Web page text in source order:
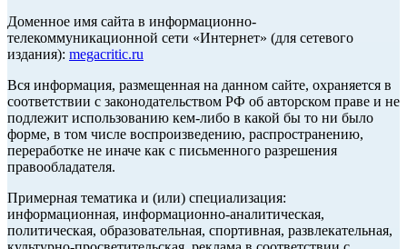
Доменное имя сайта в информационно-
телекоммуникационной сети «Интернет» (для сетевого
издания): megacritic.ru
Вся информация, размещенная на данном сайте, охраняется в
соответствии с законодательством РФ об авторском праве и не
подлежит использованию кем-либо в какой бы то ни было
форме, в том числе воспроизведению, распространению,
переработке не иначе как с письменного разрешения
правообладателя.
Примерная тематика и (или) специализация:
информационная, информационно-аналитическая,
политическая, образовательная, спортивная, развлекательная,